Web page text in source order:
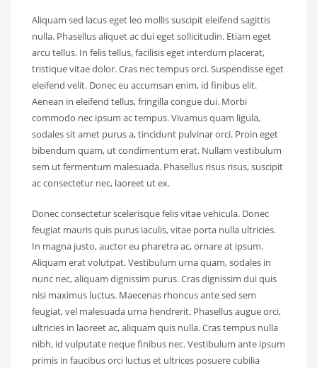
Aliquam sed lacus eget leo mollis suscipit eleifend sagittis
nulla. Phasellus aliquet ac dui eget sollicitudin. Etiam eget
arcu tellus. In felis tellus, facilisis eget interdum placerat,
tristique vitae dolor. Cras nec tempus orci. Suspendisse eget
eleifend velit. Donec eu accumsan enim, id finibus elit.
Aenean in eleifend tellus, fringilla congue dui. Morbi
commodo nec ipsum ac tempus. Vivamus quam ligula,
sodales sit amet purus a, tincidunt pulvinar orci. Proin eget
bibendum quam, ut condimentum erat. Nullam vestibulum
sem ut fermentum malesuada. Phasellus risus risus, suscipit
ac consectetur nec, laoreet ut ex.
Donec consectetur scelerisque felis vitae vehicula. Donec
feugiat mauris quis purus iaculis, vitae porta nulla ultricies.
In magna justo, auctor eu pharetra ac, ornare at ipsum.
Aliquam erat volutpat. Vestibulum urna quam, sodales in
nunc nec, aliquam dignissim purus. Cras dignissim dui quis
nisi maximus luctus. Maecenas rhoncus ante sed sem
feugiat, vel malesuada urna hendrerit. Phasellus augue orci,
ultricies in laoreet ac, aliquam quis nulla. Cras tempus nulla
nibh, id vulputate neque finibus nec. Vestibulum ante ipsum
primis in faucibus orci luctus et ultrices posuere cubilia